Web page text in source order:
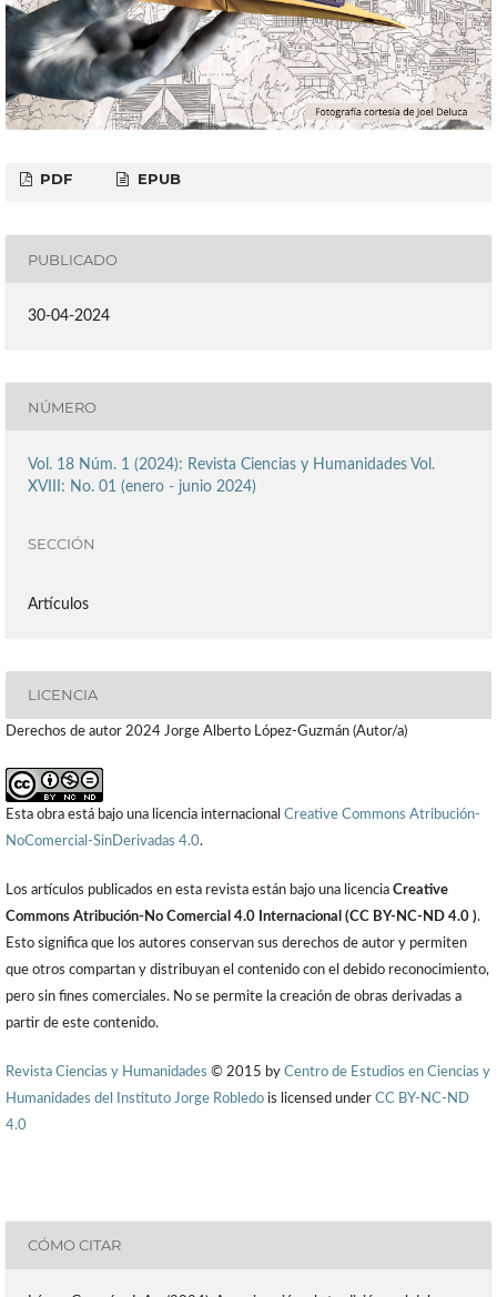
PDF EPUB
PUBLICADO
30-04-2024
NÚMERO
Vol. 18 Núm. 1 (2024): Revista Ciencias y Humanidades Vol.
XVIII: No. 01 (enero - junio 2024)
SECCIÓN
Artículos
LICENCIA
Derechos de autor 2024 Jorge Alberto López-Guzmán (Autor/a)
Esta obra está bajo una licencia internacional Creative Commons Atribución-
NoComercial-SinDerivadas 4.0.
Los artículos publicados en esta revista están bajo una licencia Creative
Commons Atribución-No Comercial 4.0 Internacional (CC BY-NC-ND 4.0 ).
Esto significa que los autores conservan sus derechos de autor y permiten
que otros compartan y distribuyan el contenido con el debido reconocimiento,
pero sin fines comerciales. No se permite la creación de obras derivadas a
partir de este contenido.
Revista Ciencias y Humanidades © 2015 by Centro de Estudios en Ciencias y
Humanidades del Instituto Jorge Robledo is licensed under CC BY-NC-ND
4.0
CÓMO CITAR